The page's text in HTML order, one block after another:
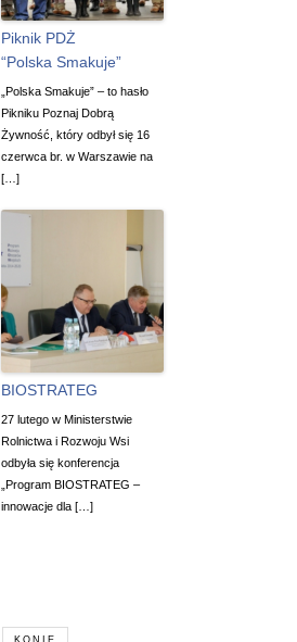
Piknik PDŻ
“Polska Smakuje”
„Polska Smakuje” – to hasło
Pikniku Poznaj Dobrą
Żywność, który odbył się 16
czerwca br. w Warszawie na
[…]
BIOSTRATEG
27 lutego w Ministerstwie
Rolnictwa i Rozwoju Wsi
odbyła się konferencja
„Program BIOSTRATEG –
innowacje dla […]
KONIE